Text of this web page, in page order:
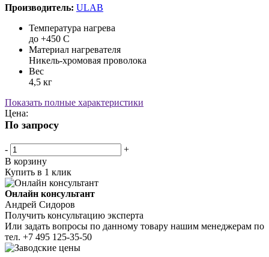
Производитель: ULAB
Температура нагрева
до +450 С
Материал нагревателя
Никель-хромовая проволока
Вес
4,5 кг
Показать полные характеристики
Цена:
По запросу
-
+
В корзину
Купить в 1 клик
Онлайн консультант
Андрей Сидоров
Получить консультацию эксперта
Или задать вопросы по данному товару нашим менеджерам по
тел. +7 495 125-35-50